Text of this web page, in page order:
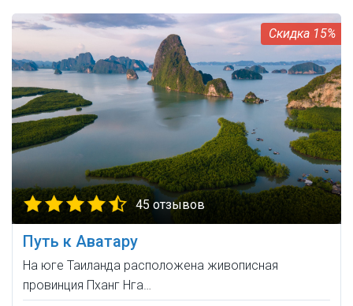
15%
45 отзывов
Путь к Аватару
На юге Таиланда расположена живописная
провинция Пханг Нга…